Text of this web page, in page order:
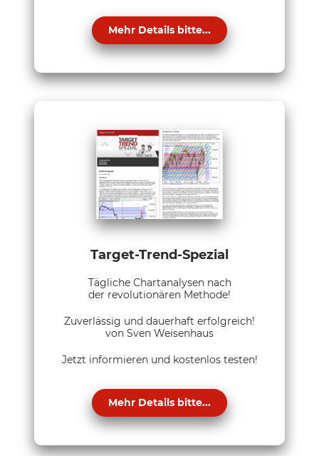
Mehr Details bitte...
Target-Trend-Spezial
Tägliche Chartanalysen nach
der revolutionären Methode!
Zuverlässig und dauerhaft erfolgreich!
von Sven Weisenhaus
Jetzt informieren und kostenlos testen!
Mehr Details bitte...